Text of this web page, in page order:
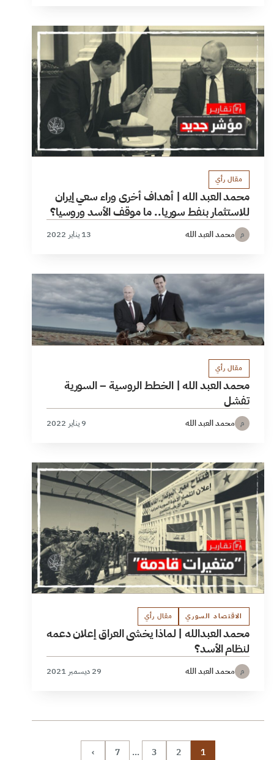
مقال رأي
محمد العبد الله | أهداف أخرى وراء سعي إيران
للاستثمار بنفط سوريا.. ما موقف الأسد وروسيا؟
م محمد العبد الله 13 يناير 2022
مقال رأي
محمد العبد الله | الخطط الروسية – السورية
تفشل
م محمد العبد الله 9 يناير 2022
الاقتصاد السوري مقال رأي
محمد العبدالله | لماذا يخشى العراق إعلان دعمه
لنظام الأسد؟
م محمد العبد الله 29 ديسمبر 2021
1
2
3
…
7
›